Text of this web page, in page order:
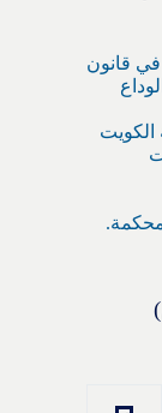
في قانون